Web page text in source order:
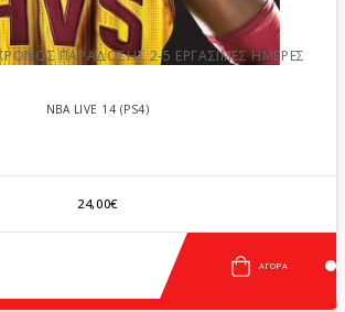
ΠΑΡΆΔΟΣΗΣ 2-5 ΕΡΓΆΣΙΜΕΣ ΗΜΈΡΕΣ
NBA LIVE 14 (PS4)
24,00€
ΑΓΟΡΆ